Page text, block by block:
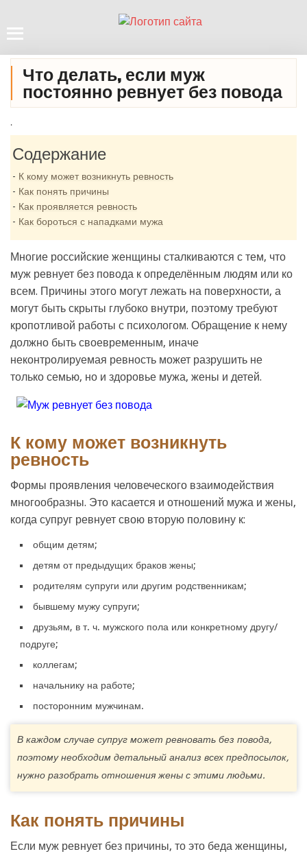
Что делать, если муж
постоянно ревнует без повода
.
Содержание
К кому может возникнуть ревность
Как понять причины
Как проявляется ревность
Как бороться с нападками мужа
Многие российские женщины сталкиваются с тем, что
муж ревнует без повода к определённым людям или ко
всем. Причины этого могут лежать на поверхности, а
могут быть скрыты глубоко внутри, поэтому требуют
кропотливой работы с психологом. Обращение к нему
должно быть своевременным, иначе
неконтролируемая ревность может разрушить не
только семью, но и здоровье мужа, жены и детей.
К кому может возникнуть
ревность
Формы проявления человеческого взаимодействия
многообразны. Это касается и отношений мужа и жены,
когда супруг ревнует свою вторую половину к:
общим детям;
детям от предыдущих браков жены;
родителям супруги или другим родственникам;
бывшему мужу супруги;
друзьям, в т. ч. мужского пола или конкретному другу/
подруге;
коллегам;
начальнику на работе;
посторонним мужчинам.
В каждом случае супруг может ревновать без повода,
поэтому необходим детальный анализ всех предпосылок,
нужно разобрать отношения жены с этими людьми.
Как понять причины
Если муж ревнует без причины, то это беда женщины,